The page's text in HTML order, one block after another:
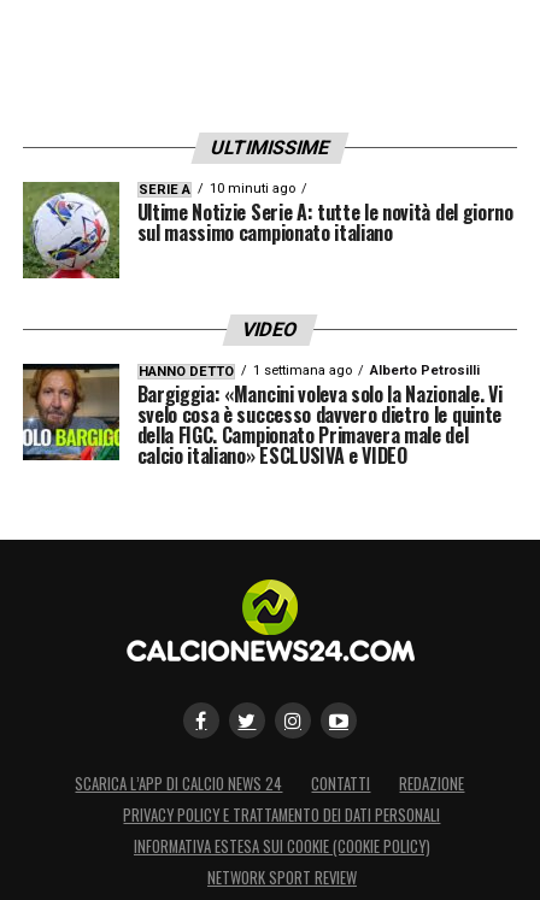
ULTIMISSIME
SERIE A 10 minuti ago
Ultime Notizie Serie A: tutte le novità del giorno
sul massimo campionato italiano
VIDEO
HANNO DETTO 1 settimana ago Alberto Petrosilli
Bargiggia: «Mancini voleva solo la Nazionale. Vi
svelo cosa è successo davvero dietro le quinte
della FIGC. Campionato Primavera male del
calcio italiano» ESCLUSIVA e VIDEO
SCARICA L’APP DI CALCIO NEWS 24 CONTATTI
REDAZIONE
PRIVACY POLICY E TRATTAMENTO DEI DATI PERSONALI
INFORMATIVA ESTESA SUI COOKIE (COOKIE POLICY)
NETWORK SPORT REVIEW